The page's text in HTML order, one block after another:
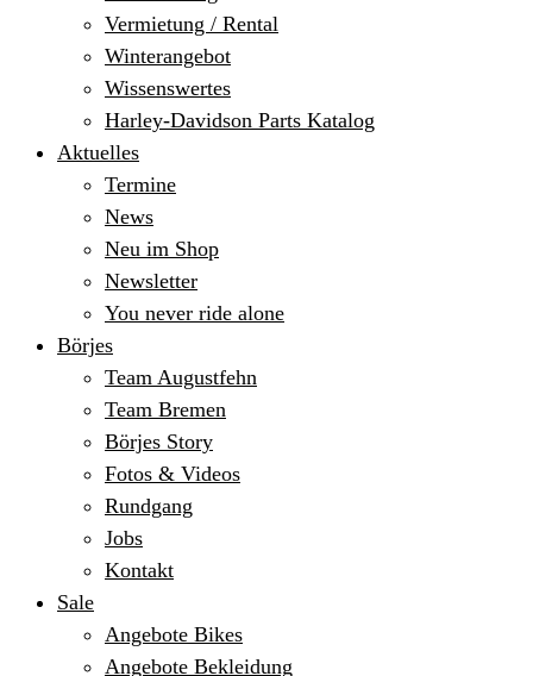
Vermietung / Rental
Winterangebot
Wissenswertes
Harley-Davidson Parts Katalog
Aktuelles
Termine
News
Neu im Shop
Newsletter
You never ride alone
Börjes
Team Augustfehn
Team Bremen
Börjes Story
Fotos & Videos
Rundgang
Jobs
Kontakt
Sale
Angebote Bikes
Angebote Bekleidung